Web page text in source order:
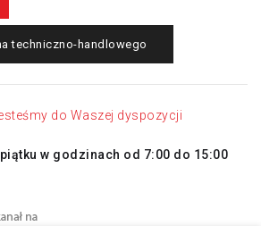
techniczno-handlowego
do Waszej dyspozycji
w godzinach od 7:00 do 15:00